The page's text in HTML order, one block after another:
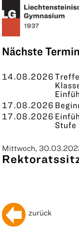
Nächste
14.08.2026
17.08.2026
17.08.2026
Stufe
KONTAKT
Mittwoch,
zurück